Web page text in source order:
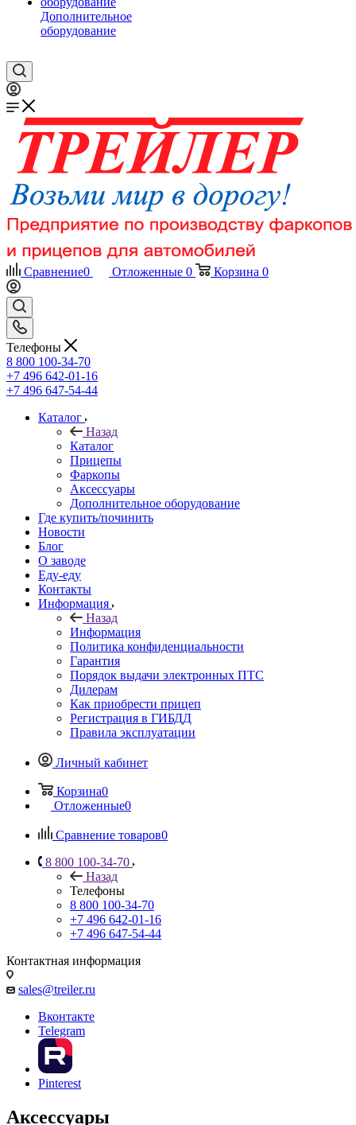
Дополнительное
оборудование
Сравнение0 Отложенные 0 Корзина 0
Телефоны
8 800 100-34-70
+7 496 642-01-16
+7 496 647-54-44
Каталог
Назад
Каталог
Прицепы
Фаркопы
Аксессуары
Дополнительное оборудование
Где купить/починить
Новости
Блог
О заводе
Еду-еду
Контакты
Информация
Назад
Информация
Политика конфиденциальности
Гарантия
Порядок выдачи электронных ПТС
Дилерам
Как приобрести прицеп
Регистрация в ГИБДД
Правила эксплуатации
Личный кабинет
Корзина0
Отложенные0
Сравнение товаров0
8 800 100-34-70
Назад
Телефоны
8 800 100-34-70
+7 496 642-01-16
+7 496 647-54-44
Контактная информация
sales@treiler.ru
Вконтакте
Telegram
Pinterest
Аксессуары